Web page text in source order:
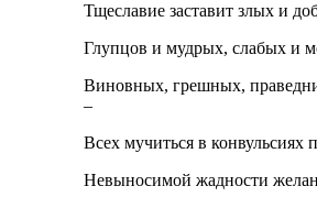
Тщеславие заставит злых и
Глупцов и мудрых, слабых и
Виновных, грешных,
–
Всех мучиться в конвульсиях
Невыносимой жадности